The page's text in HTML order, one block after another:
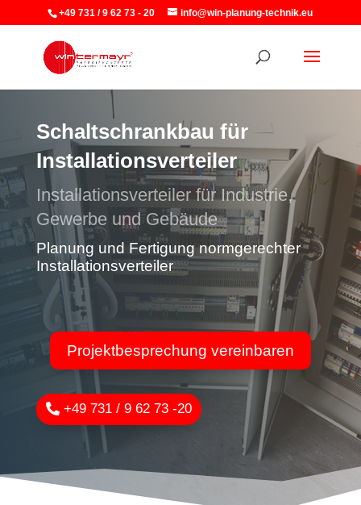
+49 731 / 9 62 73 - 20 info@win-planung-technik.eu
Schaltschrankbau für
Installationsverteiler
Installationsverteiler für Industrie,
Gewerbe und Gebäude
Planung und Fertigung normgerechter
Installationsverteiler
Projektbesprechung vereinbaren
+49 731 / 9 62 73 -20